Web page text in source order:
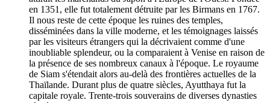
en 1351, elle fut totalement détruite par les Birmans en 1767.
Il nous reste de cette époque les ruines des temples,
disséminées dans la ville moderne, et les témoignages laissés
par les visiteurs étrangers qui la décrivaient comme d'une
inoubliable splendeur, ou la comparaient à Venise en raison de
la présence de ses nombreux canaux à l'époque. Le royaume
de Siam s'étendait alors au-delà des frontières actuelles de la
Thaïlande. Durant plus de quatre siècles, Ayutthaya fut la
capitale royale. Trente-trois souverains de diverses dynasties